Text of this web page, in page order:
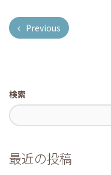
Previous
検索
最近の投稿